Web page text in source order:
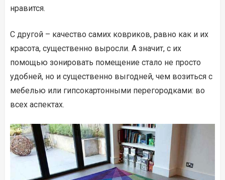
нравится.
С другой – качество самих ковриков, равно как и их
красота, существенно выросли. А значит, с их
помощью зонировать помещение стало не просто
удобней, но и существенно выгодней, чем возиться с
мебелью или гипсокартонными перегородками: во
всех аспектах.